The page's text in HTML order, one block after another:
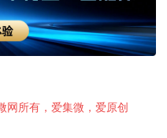
网所有，爱集微，爱原创